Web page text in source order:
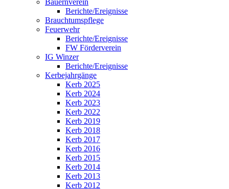
Bauernverein
Berichte/Ereignisse
Brauchtumspflege
Feuerwehr
Berichte/Ereignisse
FW Förderverein
IG Winzer
Berichte/Ereignisse
Kerbejahrgänge
Kerb 2025
Kerb 2024
Kerb 2023
Kerb 2022
Kerb 2019
Kerb 2018
Kerb 2017
Kerb 2016
Kerb 2015
Kerb 2014
Kerb 2013
Kerb 2012